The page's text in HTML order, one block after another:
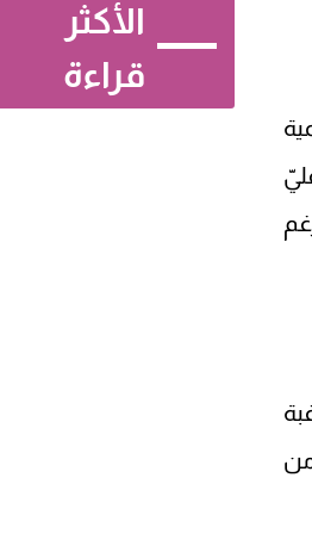
الأكثر
قراءة